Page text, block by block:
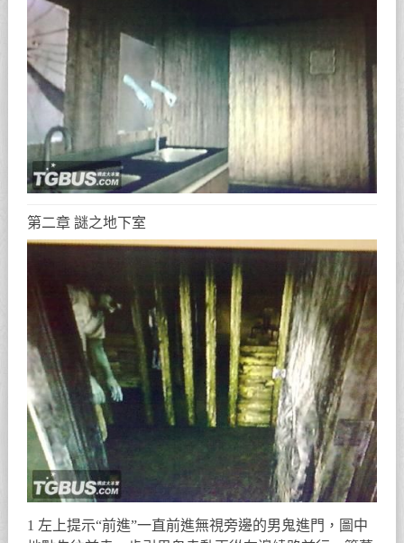
第二章 謎之地下室
1 左上提示“前進”一直前進無視旁邊的男鬼進門，圖中